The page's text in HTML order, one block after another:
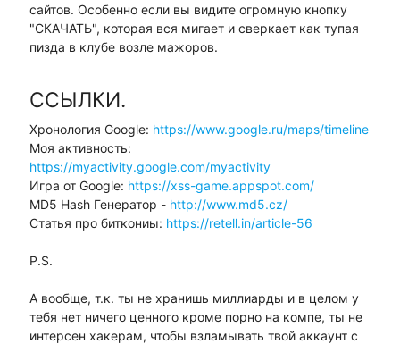
сайтов. Особенно если вы видите огромную кнопку
"СКАЧАТЬ", которая вся мигает и сверкает как тупая
пизда в клубе возле мажоров.
ССЫЛКИ.
Хронология Google: https://www.google.ru/maps/timeline
Моя активность:
https://myactivity.google.com/myactivity
Игра от Google: https://xss-game.appspot.com/
MD5 Hash Генератор - http://www.md5.cz/
Статья про биткониы: https://retell.in/article-56
P.S.
А вообще, т.к. ты не хранишь миллиарды и в целом у
тебя нет ничего ценного кроме порно на компе, ты не
интерсен хакерам, чтобы взламывать твой аккаунт с